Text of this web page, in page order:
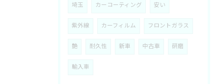
埼玉 カーコーティング 安い
紫外線 カーフィルム フロントガラス
艶 耐久性 新車 中古車 研磨
輸入車